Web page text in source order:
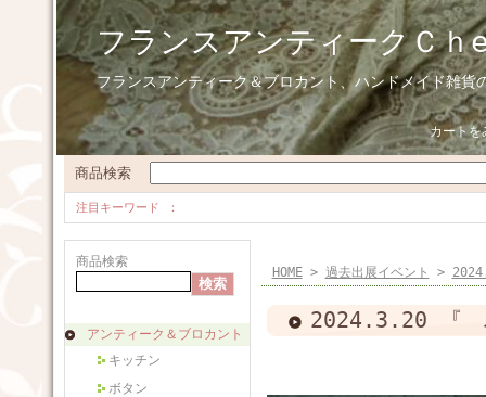
フランスアンティークＣｈ
フランスアンティーク＆ブロカント、ハンドメイド雑貨
カートを
商品検索
注目キーワード
商品検索
アンティーク＆ブロカント
キッチン
ボタン
HOME> 過去出展イベント >
2024.3.20 『